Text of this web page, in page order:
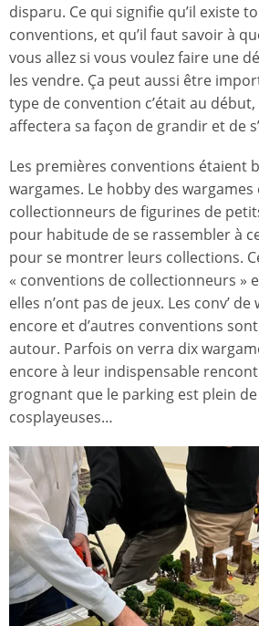
disparu. Ce qui signifie qu’il existe
conventions, et qu’il faut savoir à
vous allez si vous voulez faire une
les vendre. Ça peut aussi être
type de convention c’était au
affectera sa façon de grandir et de
Les premières conventions étaient
wargames. Le hobby des wargames
collectionneurs de figurines de
pour habitude de se rassembler à
pour se montrer leurs collections.
« conventions de collectionneurs »
elles n’ont pas de jeux. Les conv’
encore et d’autres conventions
autour. Parfois on verra dix
encore à leur indispensable
grognant que le parking est plein
cosplayeuses…